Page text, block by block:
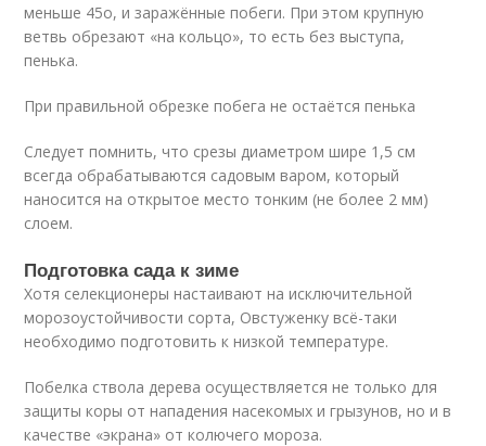
меньше 45о, и заражённые побеги. При этом крупную
ветвь обрезают «на кольцо», то есть без выступа,
пенька.
При правильной обрезке побега не остаётся пенька
Следует помнить, что срезы диаметром шире 1,5 см
всегда обрабатываются садовым варом, который
наносится на открытое место тонким (не более 2 мм)
слоем.
Подготовка сада к зиме
Хотя селекционеры настаивают на исключительной
морозоустойчивости сорта, Овстуженку всё-таки
необходимо подготовить к низкой температуре.
Побелка ствола дерева осуществляется не только для
защиты коры от нападения насекомых и грызунов, но и в
качестве «экрана» от колючего мороза.